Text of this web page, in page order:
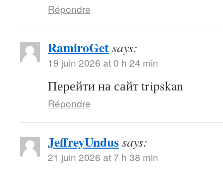
Répondre
RamiroGetsays:
19 juin 2026 at 0 h 24 min
Перейти на сайт tripskan
Répondre
JeffreyUndussays:
21 juin 2026 at 7 h 38 min